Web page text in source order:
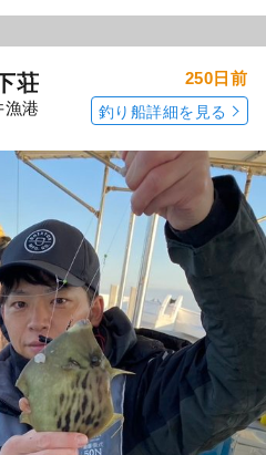
荘
港
250日前
釣り船詳細を見る